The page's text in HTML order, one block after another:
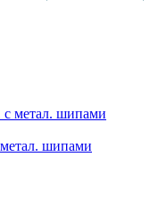
шипами